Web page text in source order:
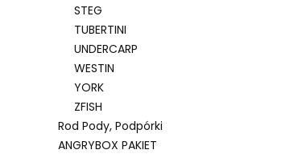
STEG
TUBERTINI
UNDERCARP
WESTIN
YORK
ZFISH
Rod Pody, Podpórki
ANGRYBOX PAKIET